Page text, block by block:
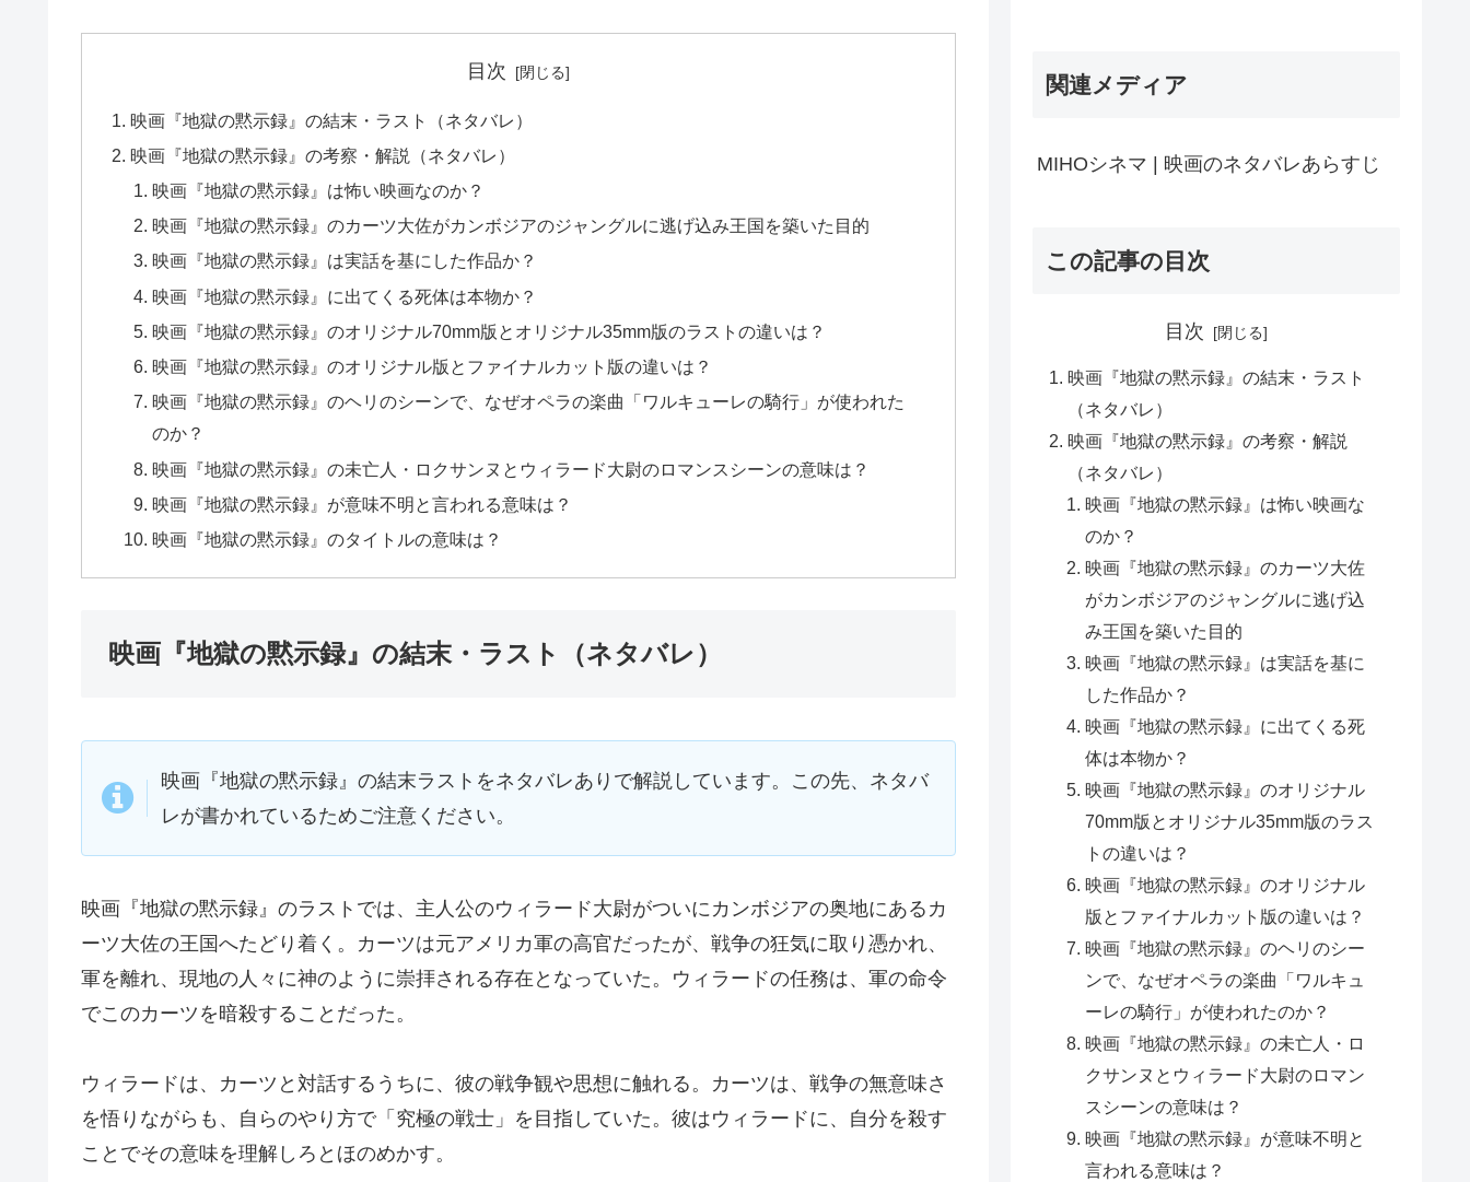
目次
映画『地獄の黙示録』の結末・ラスト（ネタバレ）
映画『地獄の黙示録』の考察・解説（ネタバレ）
映画『地獄の黙示録』は怖い映画なのか？
映画『地獄の黙示録』のカーツ大佐がカンボジアのジャングルに逃げ込み王国を築いた目的
映画『地獄の黙示録』は実話を基にした作品か？
映画『地獄の黙示録』に出てくる死体は本物か？
映画『地獄の黙示録』のオリジナル70mm版とオリジナル35mm版のラストの違いは？
映画『地獄の黙示録』のオリジナル版とファイナルカット版の違いは？
映画『地獄の黙示録』のヘリのシーンで、なぜオペラの楽曲「ワルキューレの騎行」が使われた
のか？
映画『地獄の黙示録』の未亡人・ロクサンヌとウィラード大尉のロマンスシーンの意味は？
映画『地獄の黙示録』が意味不明と言われる意味は？
映画『地獄の黙示録』のタイトルの意味は？
映画『地獄の黙示録』の結末・ラスト（ネタバレ）
映画『地獄の黙示録』の結末ラストをネタバレありで解説しています。この先、ネタバ
レが書かれているためご注意ください。
映画『地獄の黙示録』のラストでは、主人公のウィラード大尉がついにカンボジアの奥地にあるカ
ーツ大佐の王国へたどり着く。カーツは元アメリカ軍の高官だったが、戦争の狂気に取り憑かれ、
軍を離れ、現地の人々に神のように崇拝される存在となっていた。ウィラードの任務は、軍の命令
でこのカーツを暗殺することだった。
ウィラードは、カーツと対話するうちに、彼の戦争観や思想に触れる。カーツは、戦争の無意味さ
を悟りながらも、自らのやり方で「究極の戦士」を目指していた。彼はウィラードに、自分を殺す
ことでその意味を理解しろとほのめかす。
関連メディア
MIHOシネマ | 映画のネタバレあらすじ
この記事の目次
目次
映画『地獄の黙示録』の結末・ラスト
（ネタバレ）
映画『地獄の黙示録』の考察・解説
（ネタバレ）
映画『地獄の黙示録』は怖い映画な
のか？
映画『地獄の黙示録』のカーツ大佐
がカンボジアのジャングルに逃げ込
み王国を築いた目的
映画『地獄の黙示録』は実話を基に
した作品か？
映画『地獄の黙示録』に出てくる死
体は本物か？
映画『地獄の黙示録』のオリジナル
70mm版とオリジナル35mm版のラス
トの違いは？
映画『地獄の黙示録』のオリジナル
版とファイナルカット版の違いは？
映画『地獄の黙示録』のヘリのシー
ンで、なぜオペラの楽曲「ワルキュ
ーレの騎行」が使われたのか？
映画『地獄の黙示録』の未亡人・ロ
クサンヌとウィラード大尉のロマン
スシーンの意味は？
映画『地獄の黙示録』が意味不明と
言われる意味は？